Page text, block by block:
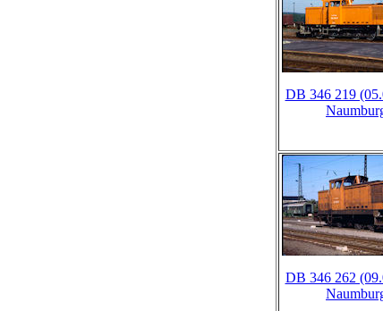
DB 346 219
DB 346 262